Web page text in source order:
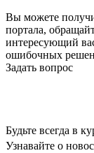
Вы можете
портала,
интересующий
ошибочных
Задать вопрос
Будьте всегда в
Узнавайте о